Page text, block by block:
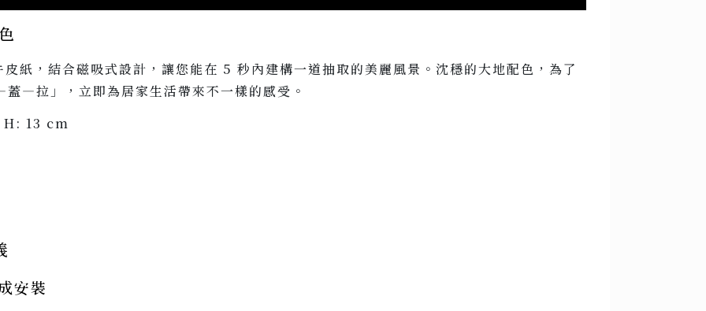
紙，結合磁吸式設計，讓您能在 5 秒內建構一道抽取的美麗風景。沈穩的大地配色，為了
—拉」，立即為居家生活帶來不一樣的感受。
H: 13 cm
安裝